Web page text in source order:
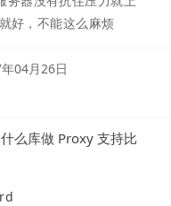
好，不能这么麻烦
04月26日
么库做 Proxy 支持比